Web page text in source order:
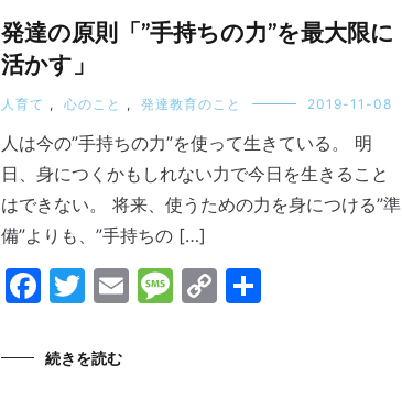
発達の原則「”手持ちの力”を最大限に
活かす」
人育て , 心のこと , 発達教育のこと 2019-11-08
人は今の”手持ちの力”を使って生きている。 明
日、身につくかもしれない力で今日を生きること
はできない。 将来、使うための力を身につける”準
備”よりも、”手持ちの […]
Facebook
Twitter
EmailMessage
Copy
続きを読む